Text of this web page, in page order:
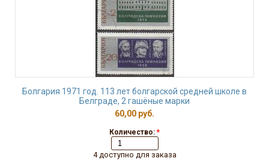
Болгария 1971 год. 113 лет болгарской средней школе в
Белграде, 2 гашёные марки
60,00 руб.
Количество: *
4 доступно для заказа